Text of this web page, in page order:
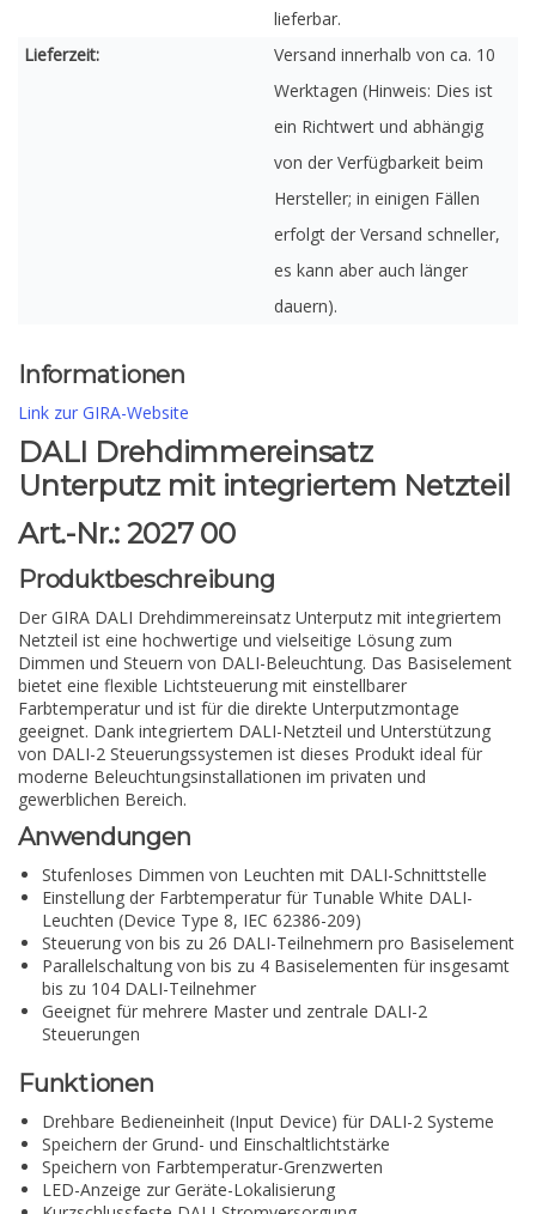
lieferbar.
Lieferzeit:
Versand innerhalb von ca. 10
Werktagen (Hinweis: Dies ist
ein Richtwert und abhängig
von der Verfügbarkeit beim
Hersteller; in einigen Fällen
erfolgt der Versand schneller,
es kann aber auch länger
dauern).
Informationen
Link zur GIRA-Website
DALI Drehdimmereinsatz
Unterputz mit integriertem Netzteil
Art.-Nr.: 2027 00
Produktbeschreibung
Der GIRA DALI Drehdimmereinsatz Unterputz mit integriertem
Netzteil ist eine hochwertige und vielseitige Lösung zum
Dimmen und Steuern von DALI-Beleuchtung. Das Basiselement
bietet eine flexible Lichtsteuerung mit einstellbarer
Farbtemperatur und ist für die direkte Unterputzmontage
geeignet. Dank integriertem DALI-Netzteil und Unterstützung
von DALI-2 Steuerungssystemen ist dieses Produkt ideal für
moderne Beleuchtungsinstallationen im privaten und
gewerblichen Bereich.
Anwendungen
Stufenloses Dimmen von Leuchten mit DALI-Schnittstelle
Einstellung der Farbtemperatur für Tunable White DALI-
Leuchten (Device Type 8, IEC 62386-209)
Steuerung von bis zu 26 DALI-Teilnehmern pro Basiselement
Parallelschaltung von bis zu 4 Basiselementen für insgesamt
bis zu 104 DALI-Teilnehmer
Geeignet für mehrere Master und zentrale DALI-2
Steuerungen
Funktionen
Drehbare Bedieneinheit (Input Device) für DALI-2 Systeme
Speichern der Grund- und Einschaltlichtstärke
Speichern von Farbtemperatur-Grenzwerten
LED-Anzeige zur Geräte-Lokalisierung